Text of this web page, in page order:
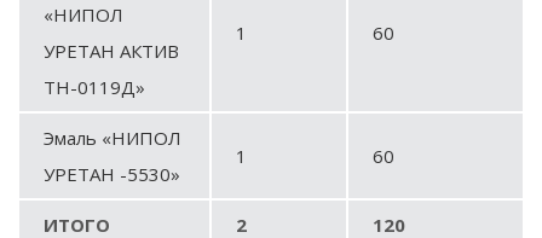
«НИПОЛ
УРЕТАН АКТИВ
ТН-0119Д»
1 60
Эмаль «НИПОЛ
УРЕТАН -5530»
1 60
ИТОГО 2 120